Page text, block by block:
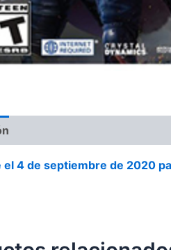
el 4 de septiembre de 2020